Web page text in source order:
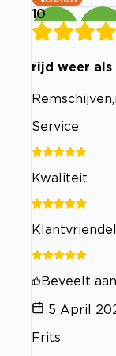
10
rijd weer als
Service
Kwaliteit
Beveelt aan
5 April
Frits